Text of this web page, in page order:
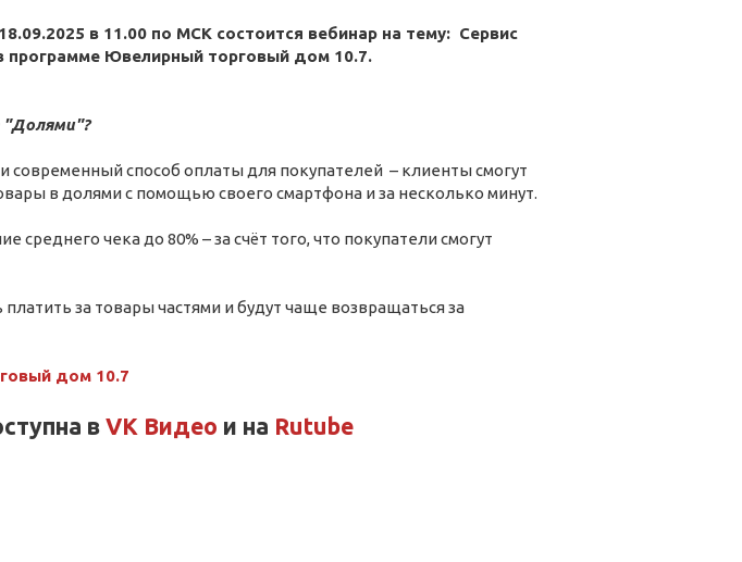
в 11.00 по МСК состоится вебинар на тему: Сервис
программе Ювелирный торговый дом 10.7.
современный способ оплаты для покупателей – клиенты смогут
в долями с помощью своего смартфона и за несколько минут.
среднего чека до 80% – за счёт того, что покупатели смогут
за товары частями и будут чаще возвращаться за
дом 10.7
в VK Видео и на Rutube